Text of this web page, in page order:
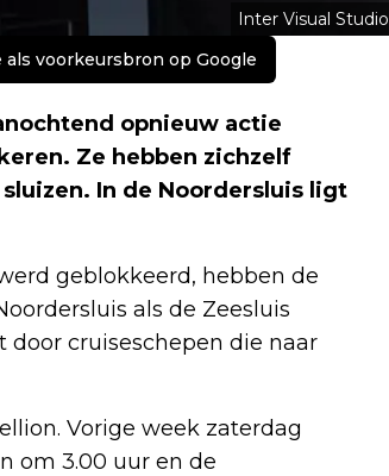
Inter Visual Studio
als voorkeursbron op Google
opnieuw actie
Ze hebben zichzelf
In de Noordersluis ligt
geblokkeerd, hebben de
als de Zeesluis
cruiseschepen die naar
Vorige week zaterdag
om 3.00 uur en de